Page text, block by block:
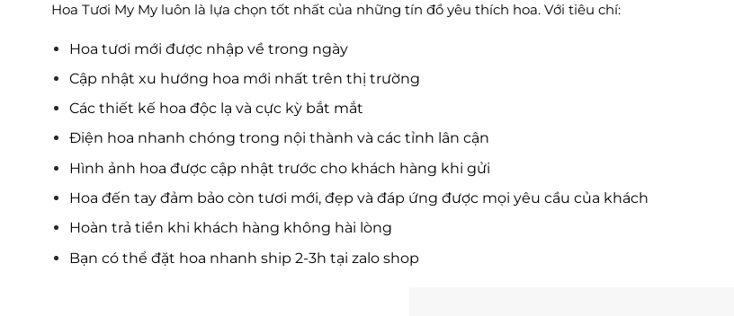
Hoa Tươi My My luôn là lựa chọn tốt nhất của những tín đồ yêu thích hoa. Với tiêu chí:
Hoa tươi mới được nhập về trong ngày
Cập nhật xu hướng hoa mới nhất trên thị trường
Các thiết kế hoa độc lạ và cực kỳ bắt mắt
Điện hoa nhanh chóng trong nội thành và các tỉnh lân cận
Hình ảnh hoa được cập nhật trước cho khách hàng khi gửi
Hoa đến tay đảm bảo còn tươi mới, đẹp và đáp ứng được mọi yêu cầu của khách
Hoàn trả tiền khi khách hàng không hài lòng
Bạn có thể đặt hoa nhanh ship 2-3h tại zalo shop